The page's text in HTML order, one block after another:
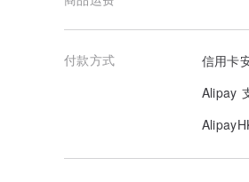
付款方式
信用卡
Alipay